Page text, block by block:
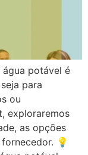
água potável é
para
ou
exploraremos
as opções
💡